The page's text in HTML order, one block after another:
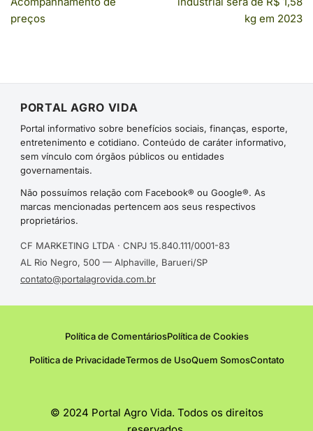
preços
kg em 2023
PORTAL AGRO VIDA
Portal informativo sobre benefícios sociais, finanças, esporte,
entretenimento e cotidiano. Conteúdo de caráter informativo,
sem vínculo com órgãos públicos ou entidades
governamentais.
Não possuímos relação com Facebook® ou Google®. As
marcas mencionadas pertencem aos seus respectivos
proprietários.
CF MARKETING LTDA · CNPJ 15.840.111/0001-83
AL Rio Negro, 500 — Alphaville, Barueri/SP
contato@portalagrovida.com.br
Política de ComentáriosPolítica de Cookies
Politica de PrivacidadeTermos de UsoQuem SomosContato
© 2024 Portal Agro Vida. Todos os direitos